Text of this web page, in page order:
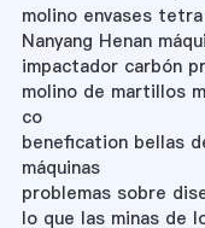
molino envases
Nanyang Henan
impactador carbón
molino de martillos
co
benefication bellas
máquinas
problemas sobre
lo que las minas de